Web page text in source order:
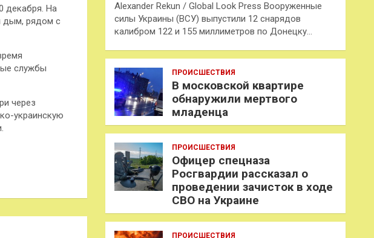
декабря. На
дым, рядом с
службы
через
украинскую
Alexander Rekun / Global Look Press Вооруженные
силы Украины (ВСУ) выпустили 12 снарядов
калибром 122 и 155 миллиметров по Донецку…
ПРОИСШЕСТВИЯ
В московской квартире
обнаружили мертвого
младенца
ПРОИСШЕСТВИЯ
Офицер спецназа
Росгвардии рассказал о
проведении зачисток в ходе
СВО на Украине
ПРОИСШЕСТВИЯ